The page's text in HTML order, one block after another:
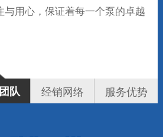
与用心，保证着每一个泵的卓越
队 经销网络 服务优势